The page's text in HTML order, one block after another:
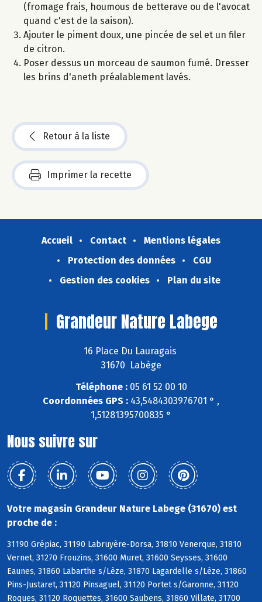
(fromage frais, houmous de betterave ou de l'avocat
quand c'est de la saison).
Ajouter le piment doux, une pincée de sel et un filer
de citron.
Poser dessus un morceau de saumon fumé. Dresser
les brins d'aneth préalablement lavés.
Retour à la liste
Imprimer la recette
Accueil Contact
Mentions légales
Protection des données
CGU
Gestion des cookies
Plan du site
Grandeur Nature Labege
16 Place Du Lauragais
31670 Labège
Téléphone :05 61 52 00 10
Coordonnées GPS : 43,5484303976701 ° ,
1,51281395700835 °
Nous suivre sur
Votre magasin Grandeur Nature Labege (31670) est
proche de :
31190 Grépiac, 31190 Labruyère-Dorsa, 31810 Venerque, 31810
Vernet, 31270 Frouzins, 31600 Muret, 31600 Seysses, 31600
Eaunes, 31860 Labarthe s/Lèze, 31870 Lagardelle s/Lèze, 31860
Pins-Justaret, 31120 Pinsaguel, 31120 Portet s/Garonne, 31120
Roques, 31120 Roquettes, 31600 Saubens, 31860 Villate, 31700